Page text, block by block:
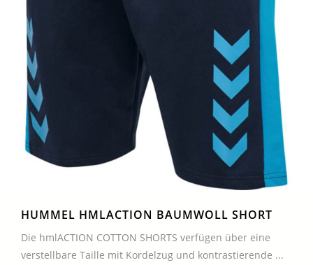
HUMMEL HMLACTION BAUMWOLL SHORT
Die hmlACTION COTTON SHORTS verfügen über eine
verstellbare Taille mit Kordelzug und kontrastierende ...